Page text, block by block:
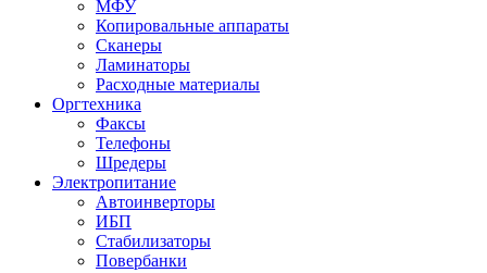
МФУ
Копировальные аппараты
Сканеры
Ламинаторы
Расходные материалы
Оргтехника
Факсы
Телефоны
Шредеры
Электропитание
Автоинверторы
ИБП
Стабилизаторы
Повербанки